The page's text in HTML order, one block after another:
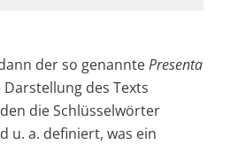
der so genanntePresenta
Darstellung des Texts
die Schlüsselwörter
u. a. definiert, was ein